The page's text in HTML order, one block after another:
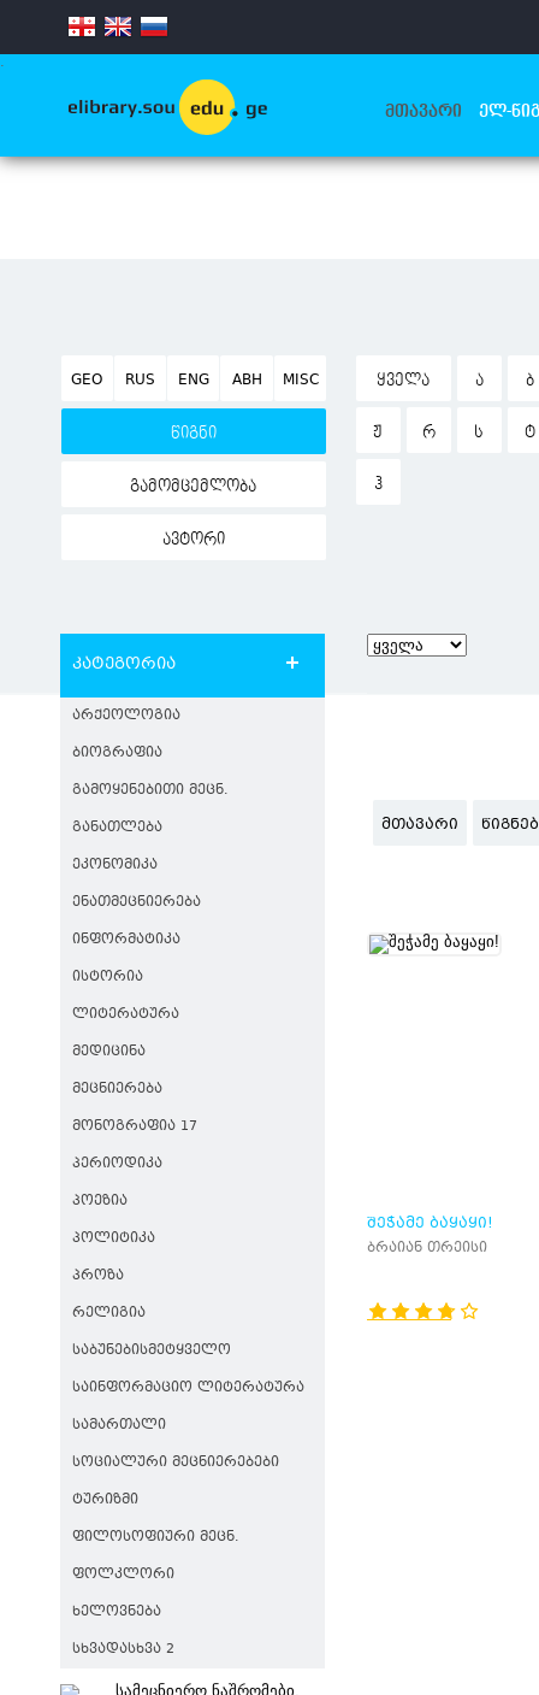
.
ᲛᲗᲐᲕᲐᲠᲘ ᲔᲚ-
GEO RUS ENG ABH MISC
წიგნი
გამომცემლობა
ავტორი
ᲧᲕᲔᲚᲐ Ა Ბ
Ჟ Რ Ს Ტ
Ჰ
კატეგორია
ᲐᲠᲥᲔᲝᲚᲝᲒᲘᲐ
ᲑᲘᲝᲒᲠᲐᲤᲘᲐ
ᲒᲐᲛᲝᲧᲔᲜᲔᲑᲘᲗᲘ ᲛᲔᲪᲜ.
ᲒᲐᲜᲐᲗᲚᲔᲑᲐ
ᲔᲙᲝᲜᲝᲛᲘᲙᲐ
ᲔᲜᲐᲗᲛᲔᲪᲜᲘᲔᲠᲔᲑᲐ
ᲘᲜᲤᲝᲠᲛᲐᲢᲘᲙᲐ
ᲘᲡᲢᲝᲠᲘᲐ
ᲚᲘᲢᲔᲠᲐᲢᲣᲠᲐ
ᲛᲔᲓᲘᲪᲘᲜᲐ
ᲛᲔᲪᲜᲘᲔᲠᲔᲑᲐ
ᲛᲝᲜᲝᲒᲠᲐᲤᲘᲐ 17
ᲞᲔᲠᲘᲝᲓᲘᲙᲐ
ᲞᲝᲔᲖᲘᲐ
ᲞᲝᲚᲘᲢᲘᲙᲐ
ᲞᲠᲝᲖᲐ
ᲠᲔᲚᲘᲒᲘᲐ
ᲡᲐᲑᲣᲜᲔᲑᲘᲡᲛᲔᲢᲧᲕᲔᲚᲝ
ᲡᲐᲘᲜᲤᲝᲠᲛᲐᲪᲘᲝ ᲚᲘᲢᲔᲠᲐᲢᲣᲠᲐ
ᲡᲐᲛᲐᲠᲗᲐᲚᲘ
ᲡᲝᲪᲘᲐᲚᲣᲠᲘ ᲛᲔᲪᲜᲘᲔᲠᲔᲑᲔᲑᲘ
ᲢᲣᲠᲘᲖᲛᲘ
ᲤᲘᲚᲝᲡᲝᲤᲘᲣᲠᲘ ᲛᲔᲪᲜ.
ᲤᲝᲚᲙᲚᲝᲠᲘ
ᲮᲔᲚᲝᲕᲜᲔᲑᲐ
ᲡᲮᲕᲐᲓᲐᲡᲮᲕᲐ 2
ᲛᲗᲐᲕᲐᲠᲘ
ᲨᲔᲭᲐᲛᲔ ᲑᲐᲧᲐᲧᲘ!
ბრაიან თრეისი